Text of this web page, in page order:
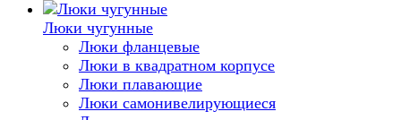
Люки чугунные
Люки фланцевые
Люки в квадратном корпусе
Люки плавающие
Люки самонивелирующиеся